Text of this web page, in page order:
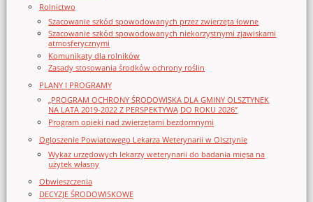
Rolnictwo
Szacowanie szkód spowodowanych przez zwierzęta łowne
Szacowanie szkód spowodowanych niekorzystnymi zjawiskami
atmosferycznymi
Komunikaty dla rolników
Zasady stosowania środków ochrony roślin
PLANY I PROGRAMY
„PROGRAM OCHRONY ŚRODOWISKA DLA GMINY OLSZTYNEK
NA LATA 2019-2022 Z PERSPEKTYWĄ DO ROKU 2026”
Program opieki nad zwierzętami bezdomnymi
Ogloszenie Powiatowego Lekarza Weterynarii w Olsztynie
Wykaz urzędowych lekarzy weterynarii do badania mięsa na
użytek własny
Obwieszczenia
DECYZJE ŚRODOWISKOWE